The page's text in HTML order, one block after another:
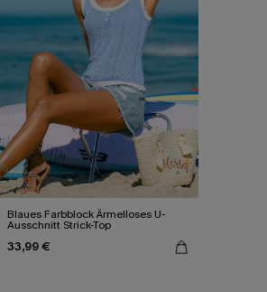
Blaues Farbblock Ärmelloses U-
Ausschnitt Strick-Top
33,99 €